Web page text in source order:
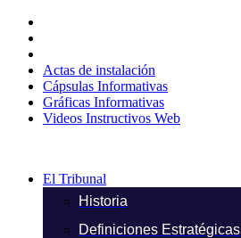
contenido
Actas de instalación
Cápsulas Informativas
Gráficas Informativas
Videos Instructivos Web
El Tribunal
Historia
Definiciones Estratégicas